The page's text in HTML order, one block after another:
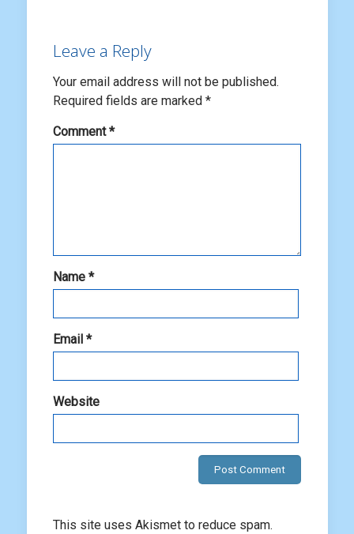
Leave a Reply
Your email address will not be published.
Required fields are marked *
Comment*
Name *
Email *
Website
This site uses Akismet to reduce spam.